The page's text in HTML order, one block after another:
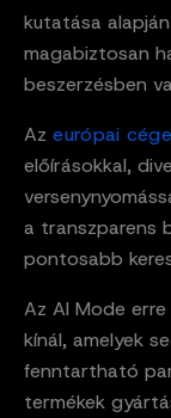
kutatása
magabiztosan
beszerzésben
Az európai
előírásokkal,
a transzparens
pontosabb
Az AI Mode
kínál, amelyek
fenntartható
termékek